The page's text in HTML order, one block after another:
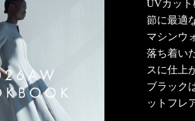
UVカット
節に最適
マシンウ
落ち着い
スに仕上
ブラック
ットフレ